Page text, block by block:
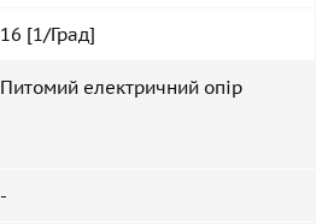
16 [1/Град]
Питомий електричний опір
-